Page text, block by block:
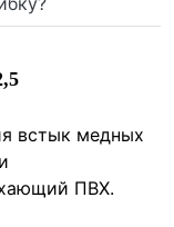
встык медных
ПВХ.